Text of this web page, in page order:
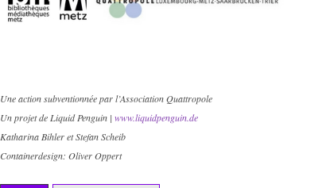
Une action subventionnée par l’Association Quattropole
Un projet de Liquid Penguin | www.liquidpenguin.de
Katharina Bihler et Stefan Scheib
Containerdesign: Oliver Oppert